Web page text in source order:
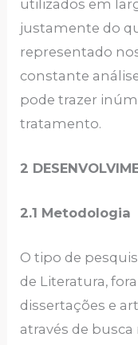
utilizados em
justamente do
representado
constante
pode trazer
tratamento.
2
2.1 Metodologia
O tipo de
de Literatura,
dissertações e
através de